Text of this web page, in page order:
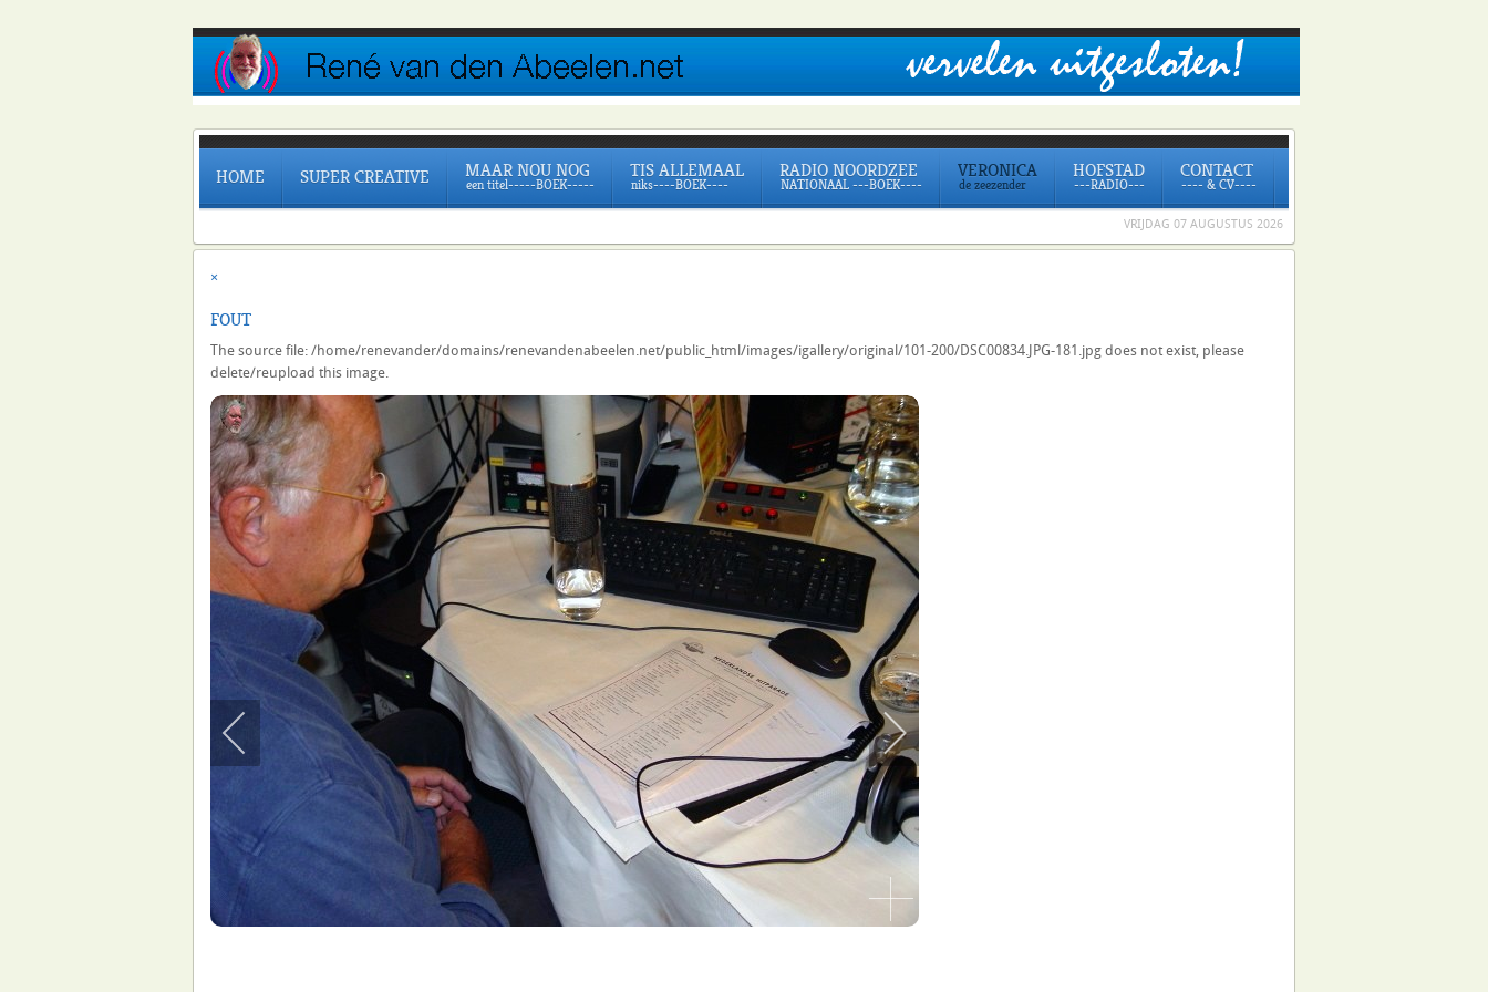
HOME SUPER CREATIVE MAAR NOU NOG
een titel-----BOEK-----
TIS ALLEMAAL
niks----BOEK----
RADIO NOORDZEE
NATIONAAL ---BOEK----
VERONICA
de zeezender
HOFSTAD
---RADIO---
CONTACT
---- & CV----
VRIJDAG 07 AUGUSTUS 2026
×
FOUT
The source file: /home/renevander/domains/renevandenabeelen.net/public_html/images/igallery/original/101-200/DSC00834.JPG-181.jpg does not exist, please
delete/reupload this image.